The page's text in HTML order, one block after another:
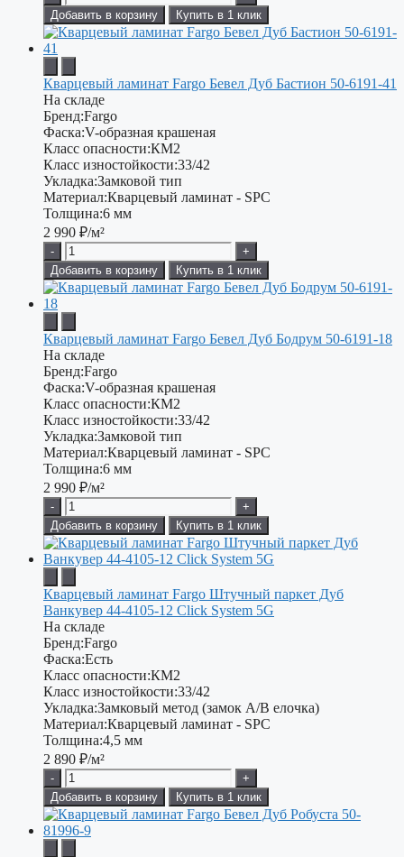
Добавить в корзину
Купить в 1 клик
Кварцевый ламинат Fargo Бевел Дуб Бастион 50-6191-41
На складе
Бренд:Fargo
Фаска:V-образная крашеная
Класс опасности:КМ2
Класс изностойкости:33/42
Укладка:Замковой тип
Материал:Кварцевый ламинат - SPC
Толщина:6 мм
2 990 ₽/м²
-
+
Добавить в корзину
Купить в 1 клик
Кварцевый ламинат Fargo Бевел Дуб Бодрум 50-6191-18
На складе
Бренд:Fargo
Фаска:V-образная крашеная
Класс опасности:КМ2
Класс изностойкости:33/42
Укладка:Замковой тип
Материал:Кварцевый ламинат - SPC
Толщина:6 мм
2 990 ₽/м²
-
+
Добавить в корзину
Купить в 1 клик
Кварцевый ламинат Fargo Штучный паркет Дуб
Ванкувер 44-4105-12 Click System 5G
На складе
Бренд:Fargo
Фаска:Есть
Класс опасности:КМ2
Класс изностойкости:33/42
Укладка:Замковый метод (замок А/В елочка)
Материал:Кварцевый ламинат - SPC
Толщина:4,5 мм
2 890 ₽/м²
-
+
Добавить в корзину
Купить в 1 клик